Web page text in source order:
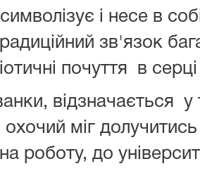
і несе в
зв'язок
почуття в
відзначається у
міг
роботу, до